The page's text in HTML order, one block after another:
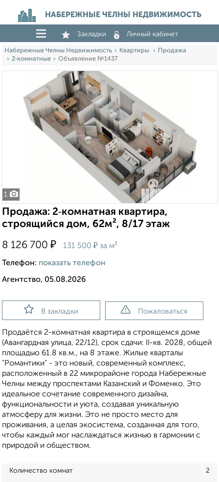
НАБЕРЕЖНЫЕ ЧЕЛНЫ НЕДВИЖИМОСТЬ
Закладки Личный кабинет
Набережные Челны Недвижимость Квартиры
Продажа
2‑комнатные
Объявление №1437
1
Продажа: 2‑комнатная квартира,
строящийся дом, 62м², 8/17 этаж
8 126 700 ₽ 131 500 ₽ за м²
Телефон: показать телефон
Агентство, 05.08.2026
В закладки Пожаловаться
Продаётся 2-комнатная квартира в строящемся доме
(Авангардная улица, 22/12), срок сдачи: II-кв. 2028, общей
площадью 61.8 кв.м., на 8 этаже. Жилые кварталы
"Романтики" - это новый, современный комплекс,
расположенный в 22 микрорайоне города Набережные
Челны между проспектами Казанский и Фоменко. Это
идеальное сочетание современного дизайна,
функциональности и уюта, создавая уникальную
атмосферу для жизни. Это не просто место для
проживания, а целая экосистема, созданная для того,
чтобы каждый мог наслаждаться жизнью в гармонии с
природой и обществом.
Количество комнат 2